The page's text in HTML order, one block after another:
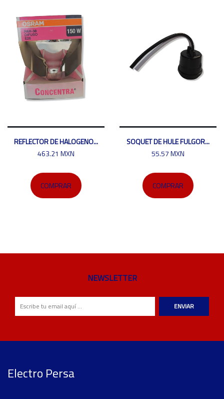
REFLECTOR DE HALOGENO...
463.21 MXN
COMPRAR
SOQUET DE HULE FULGOR...
55.57 MXN
COMPRAR
NEWSLETTER
ENVIAR
Electro Persa